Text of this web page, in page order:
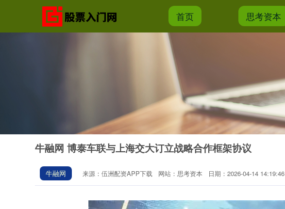
首页 思考资本
牛融网 博泰车联与上海交大订立战略合作框架协议
牛融网 来源：伍洲配资APP下载 网站：思考资本 日期：2026-04-14 14:19:46